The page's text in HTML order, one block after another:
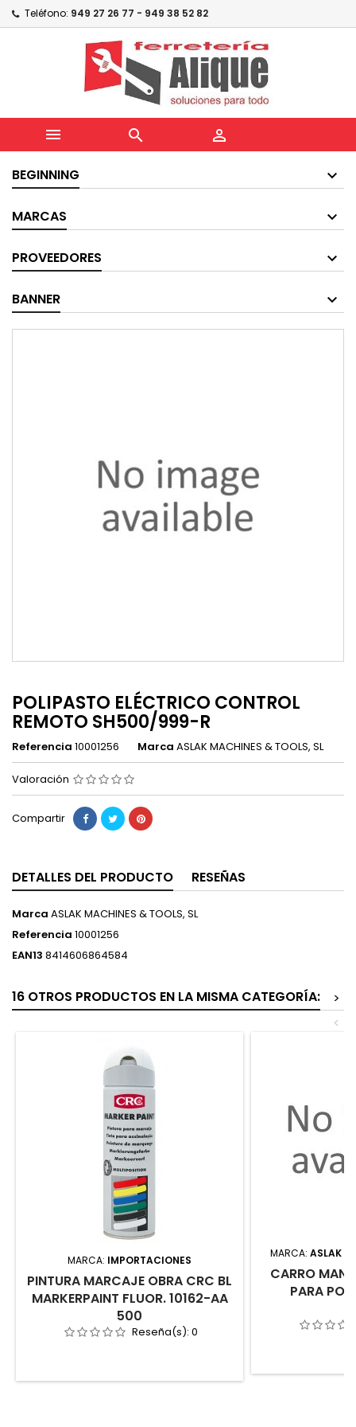
Teléfono: 949 27 26 77 - 949 38 52 82
  
BEGINNING
MARCAS
PROVEEDORES
BANNER
POLIPASTO ELÉCTRICO CONTROL
REMOTO SH500/999-R
Referencia 10001256 Marca ASLAK MACHINES & TOOLS, SL
Valoración
Compartir
DETALLES DEL PRODUCTO RESEÑAS
Marca ASLAK MACHINES & TOOLS, SL
Referencia 10001256
EAN13 8414606864584
16 OTROS PRODUCTOS EN LA MISMA CATEGORÍA:
>
<
MARCA: IMPORTACIONES
PINTURA MARCAJE OBRA CRC BL
MARKERPAINT FLUOR. 10162-AA
500
Reseña(s): 0
MARCA: ASLAK
CARRO
PARA